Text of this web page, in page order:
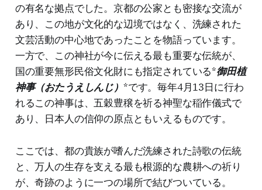
の有名な拠点でした。京都の公家とも密接な交流が
あり、この地が文化的な辺境ではなく、洗練された
文芸活動の中心地であったことを物語っています。
一方で、この神社が今に伝える最も重要な伝統が、
国の重要無形民俗文化財にも指定されている*御田植
神事（おたうえしんじ） *です。毎年4月13日に行わ
れるこの神事は、五穀豊穣を祈る神聖な稲作儀式で
あり、日本人の信仰の原点ともいえるものです。
ここでは、都の貴族が嗜んだ洗練された詩歌の伝統
と、万人の生存を支える最も根源的な農耕への祈り
が、奇跡のように一つの場所で結びついている。